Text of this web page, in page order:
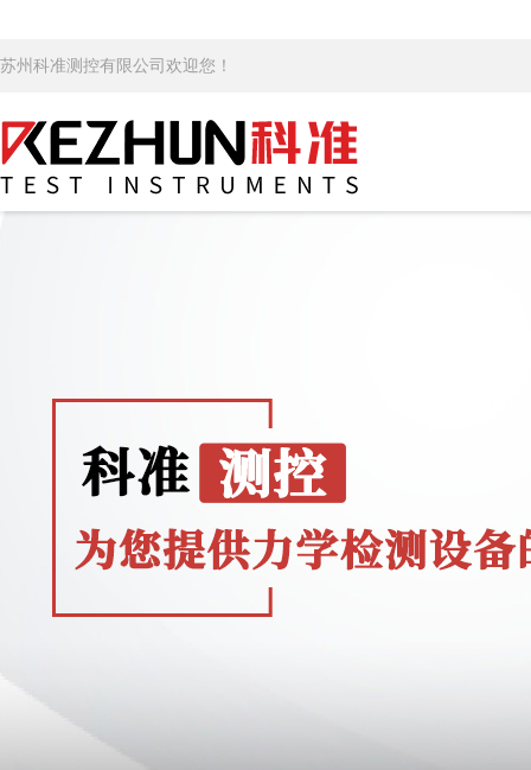
苏州科准测控有限公司欢迎您！